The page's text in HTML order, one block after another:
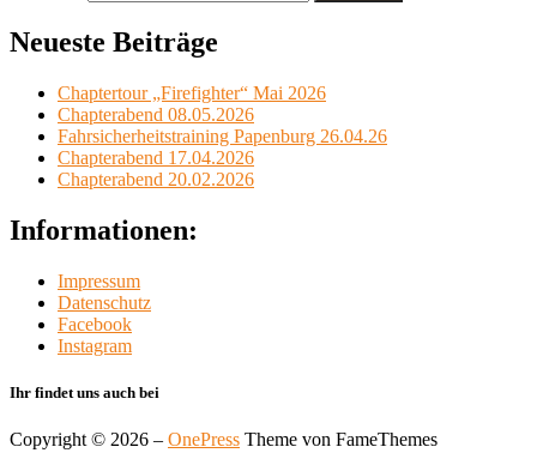
Neueste Beiträge
Chaptertour „Firefighter“ Mai 2026
Chapterabend 08.05.2026
Fahrsicherheitstraining Papenburg 26.04.26
Chapterabend 17.04.2026
Chapterabend 20.02.2026
Informationen:
Impressum
Datenschutz
Facebook
Instagram
Ihr findet uns auch bei
Copyright © 2026 – OnePress Theme von FameThemes